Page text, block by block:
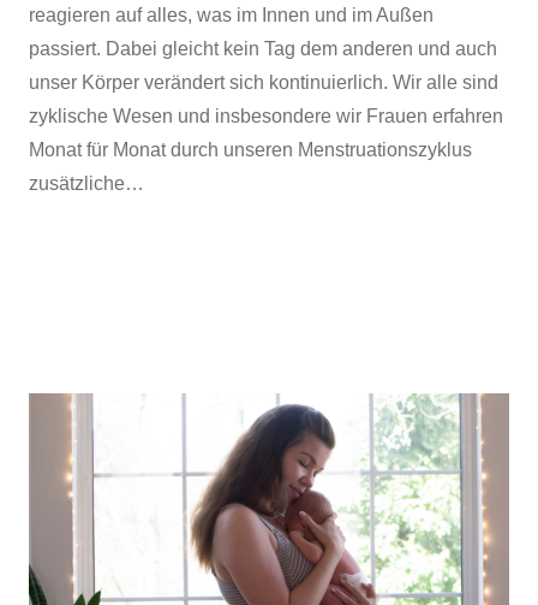
reagieren auf alles, was im Innen und im Außen
passiert. Dabei gleicht kein Tag dem anderen und auch
unser Körper verändert sich kontinuierlich. Wir alle sind
zyklische Wesen und insbesondere wir Frauen erfahren
Monat für Monat durch unseren Menstruationszyklus
zusätzliche…